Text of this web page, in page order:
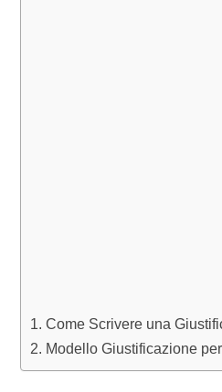
Come Scrivere una
Modello Giustificazione